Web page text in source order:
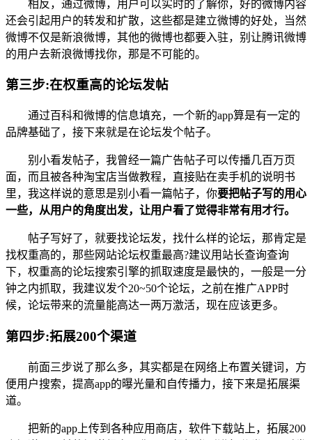
相反，通过微博，用户可以实时的了解你，好的微博内容
还会引起用户的转发和扩散，这些都是建立微博的好处，当然
微博不仅是新浪微博，其他的微博也都要入驻，别让腾讯微博
的用户去新浪微博找你，那是不可能的。
第三步:在权重高的论坛发帖
通过百科和微博的信息填充，一个新的app算是有一定的
品牌基础了，接下来就是在论坛发个帖子。
别小看发帖子，我曾经一篇广告帖子可以传播几百万页
面，而且被各种淘宝店当做教程，直接贴在卖手机的说明书
里，我这样说的意思是别小看一篇帖子，你要把帖子写的用心
一些，从用户的角度出发，让用户看了觉得非常有用才行。
帖子写好了，就要找论坛发，找什么样的论坛，那肯定是
找权重高的，那些网站论坛权重最高?建议用站长查询查询
下，权重高的论坛搜索引擎的抓取速度是最快的，一般是一分
钟之内抓取，我建议发个20~50个论坛，之前在推广APP时
候，论坛带来的流量能高达一两万激活，现在应该更多。
第四步:拓展200个渠道
前面三步说了那么多，其实都是在网络上布置关键词，方
便用户搜索，提高app的曝光量和自传播力，接下来是拓展渠
道。
把新的app上传到各种应用商店，软件下载站上，拓展200